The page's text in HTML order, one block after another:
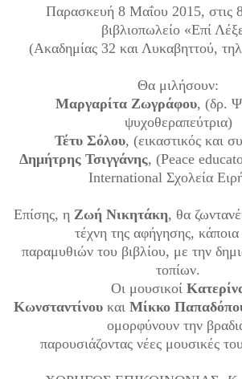
Παρασκευή 8 Μαΐου 2015, στις
βιβλιοπωλείο «Επί
(Ακαδημίας 32 και Λυκαβηττού,
Θα μιλήσουν:
Μαργαρίτα Ζωγράφου, (δρ.
ψυχοθεραπεύτρια)
Τέτυ Σόλου, (εικαστικός και
Δημήτρης Τσιγγάνης, (Peace
International Σχολεία
Επίσης, η Ζωή Νικητάκη, θα
τέχνη της αφήγησης,
παραμυθιών του βιβλίου, με την
τοπίων.
Οι μουσικοί
Κωνσταντίνουκαι Μίκκο
ομορφύνουν την
παρουσιάζοντας νέες μουσικές